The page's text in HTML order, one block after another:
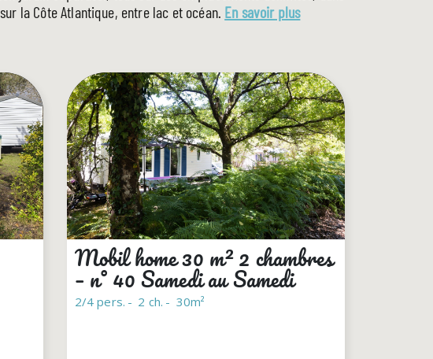
la Côte Atlantique, entre lac et océan. En savoir plus
Mobil home 30 m² 2 chambres
– n° 40 Samedi au Samedi
2/4 pers. 2 ch. 30m²